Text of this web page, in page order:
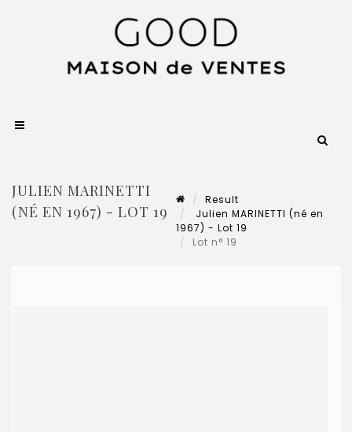
JULIEN MARINETTI
(NÉ EN 1967) - LOT 19
Result
Julien MARINETTI (né en
1967) - Lot 19
Lot n° 19